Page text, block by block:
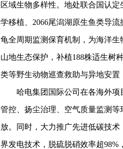
区域生物多样性。地处联合国认
学移植、2066尾潟湖原生鱼类导
龟全周期监测保育机制，为海洋
山地生态保护，补植188株适生树
类等野生动物巡查救助与异地安置
哈电集团国际公司在各海外
管控、扬尘治理、空气质量监测
放。同时，大力推广先进低碳技
界发电技术，脱硫脱硝效率超